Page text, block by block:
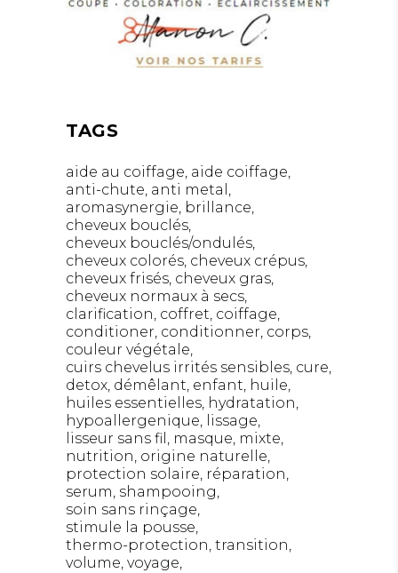
TAGS
aide au coiffage aide coiffage
anti-chute anti metal
aromasynergie brillance
cheveux bouclés
cheveux bouclés/ondulés
cheveux colorés cheveux crépus
cheveux frisés cheveux gras
cheveux normaux à secs
clarification coffret coiffage
conditioner conditionner corps
couleur végétale
cuirs chevelus irrités sensibles cure
detox démêlant enfant huile
huiles essentielles hydratation
hypoallergenique
lissage
lisseur sans fil
masque mixte
nutrition origine naturelle
protection solaire réparation
serum shampooing
soin sans rinçage
stimule la pousse
thermo-protection transition
volume voyage